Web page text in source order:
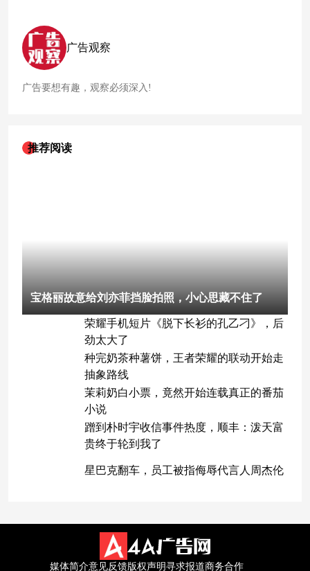
广告观察
广告要想有趣，观察必须深入!
推荐阅读
宝格丽故意给刘亦菲挡脸拍照，小心思藏不住了
荣耀手机短片《脱下长衫的孔乙刁》，后
劲太大了
种完奶茶种薯饼，王者荣耀的联动开始走
抽象路线
茉莉奶白小票，竟然开始连载真正的番茄
小说
蹭到朴时宇收信事件热度，顺丰：泼天富
贵终于轮到我了
星巴克翻车，员工被指侮辱代言人周杰伦
媒体简介意见反馈版权声明寻求报道商务合作